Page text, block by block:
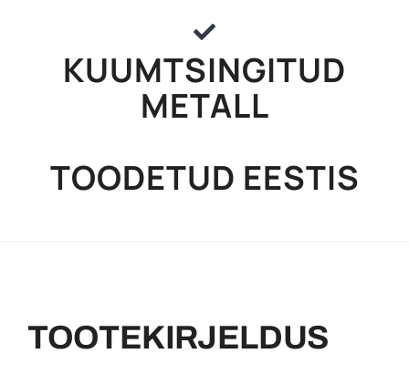
KUUMTSINGITUD
METALL
TOODETUD EESTIS
TOOTEKIRJELDUS